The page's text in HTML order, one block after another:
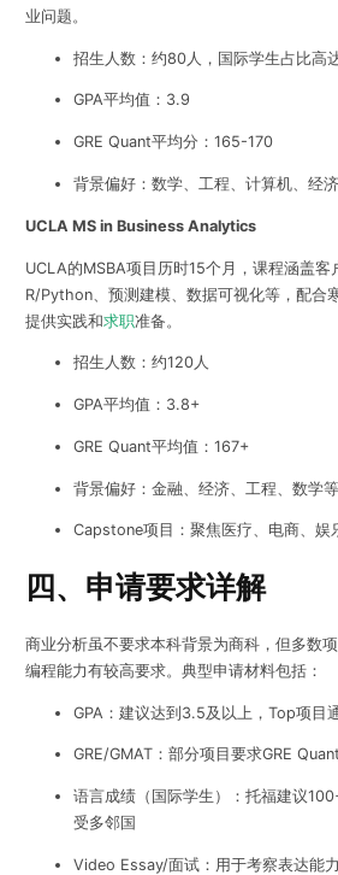
业问题。
招生人数：约80人，国际学生占比高
GPA平均值：3.9
GRE Quant平均分：165-170
背景偏好：数学、工程、计算机、经
UCLA MS in Business Analytics
UCLA的MSBA项目历时15个月，课程涵盖客
R/Python、预测建模、数据可视化等，配合
提供实践和求职准备。
招生人数：约120人
GPA平均值：3.8+
GRE Quant平均值：167+
背景偏好：金融、经济、工程、数学等
Capstone项目：聚焦医疗、电商、娱
四、申请要求详解
商业分析虽不要求本科背景为商科，但多数
编程能力有较高要求。典型申请材料包括：
GPA：建议达到3.5及以上，Top项目
GRE/GMAT：部分项目要求GRE
语言成绩（国际学生）：托福建议
受多邻国
Video Essay/面试：用于考察表达能